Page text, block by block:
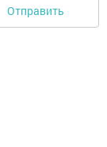
Отправить